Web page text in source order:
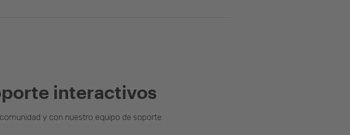
interactivos
y con nuestro equipo de soporte.